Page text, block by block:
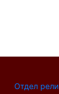
Отдел